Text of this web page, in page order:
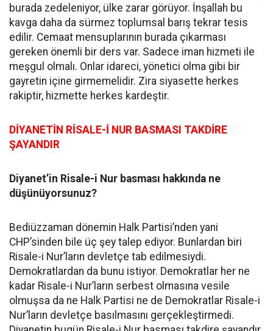
burada zedeleniyor, ülke zarar görüyor. İnşallah bu
kavga daha da sürmez toplumsal barış tekrar tesis
edilir. Cemaat mensuplarının burada çıkarması
gereken önemli bir ders var. Sadece iman hizmeti ile
meşgul olmalı. Onlar idareci, yönetici olma gibi bir
gayretin içine girmemelidir. Zira siyasette herkes
rakiptir, hizmette herkes kardeştir.
DİYANETİN RİSALE-İ NUR BASMASI TAKDİRE
ŞAYANDIR
Diyanet’in Risale-i Nur basması hakkında ne
düşünüyorsunuz?
Bediüzzaman dönemin Halk Partisi’nden yani
CHP’sinden bile üç şey talep ediyor. Bunlardan biri
Risale-i Nur’ların devletçe tab edilmesiydi.
Demokratlardan da bunu istiyor. Demokratlar her ne
kadar Risale-i Nur’ların serbest olmasına vesile
olmuşsa da ne Halk Partisi ne de Demokratlar Risale-i
Nur’ların devletçe basılmasını gerçekleştirmedi.